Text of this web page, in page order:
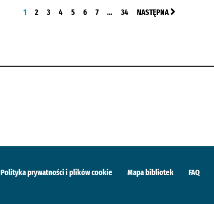
1 2 3 4 5 6 7 … 34 NASTĘPNA
Polityka prywatności i plików cookie Mapa bibliotek FAQ